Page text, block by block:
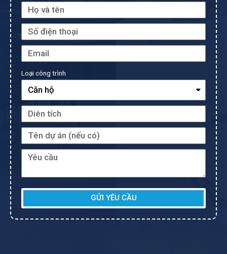
Loại công trình
GỬI YÊU CẦU